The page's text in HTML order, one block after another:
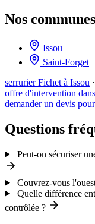
Nos
Issou
Saint-Forget
serrurier Fichet à Issou ·
offre d'intervention
demander un devis
Questions
Peut-on sécuriser
Couvrez-vous
Quelle différence
contrôlée ?